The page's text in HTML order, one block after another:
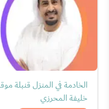
الخادمة في المنزل قنبلة
خليفة المحرزي